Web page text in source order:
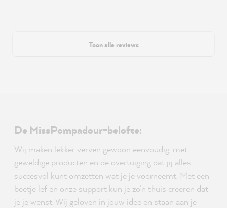
Toon alle reviews
De MissPompadour-belofte:
Wij maken lekker verven gewoon eenvoudig, met
geweldige producten en de overtuiging dat jij alles
succesvol kunt omzetten wat je je voorneemt. Met een
beetje lef en onze support kun je zo'n thuis creëren dat
je je wenst. Wij geloven in jouw idee en staan aan je